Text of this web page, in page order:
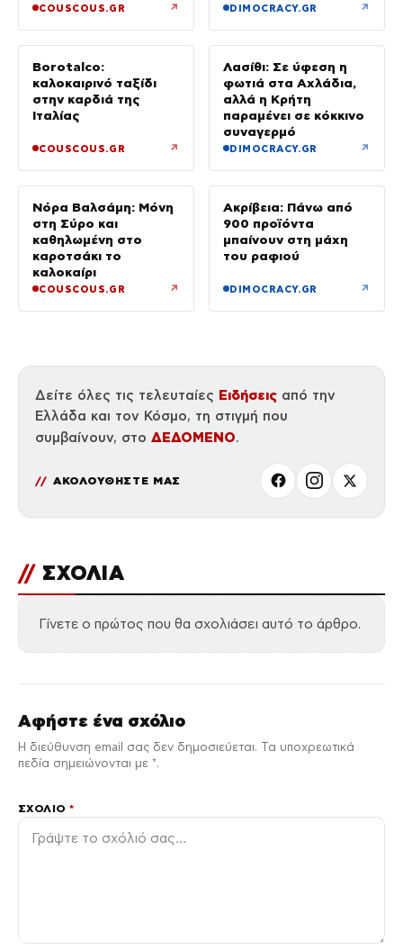
COUSCOUS.GR ↗
μετά τον
DIMOCRACY.GR ↗
Borotalco:
καλοκαιρινό ταξίδι
στην καρδιά της
Ιταλίας
COUSCOUS.GR ↗
Λασίθι: Σε ύφεση η
φωτιά στα Αχλάδια,
αλλά η Κρήτη
παραμένει σε κόκκινο
συναγερμό
DIMOCRACY.GR ↗
Νόρα Βαλσάμη: Μόνη
στη Σύρο και
καθηλωμένη στο
καροτσάκι το
καλοκαίρι
COUSCOUS.GR ↗
Ακρίβεια: Πάνω από
900 προϊόντα
μπαίνουν στη μάχη
του ραφιού
DIMOCRACY.GR ↗
Δείτε όλες τις τελευταίες Ειδήσεις από την
Ελλάδα και τον Κόσμο, τη στιγμή που
συμβαίνουν, στο ΔΕΔΟΜΕΝΟ.
ΑΚΟΛΟΥΘΗΣΤΕ ΜΑΣ
// ΣΧΟΛΙΑ
Γίνετε ο πρώτος που θα σχολιάσει αυτό το άρθρο.
Αφήστε ένα σχόλιο
Η διεύθυνση email σας δεν δημοσιεύεται. Τα υποχρεωτικά
πεδία σημειώνονται με *.
ΣΧΌΛΙΟ*